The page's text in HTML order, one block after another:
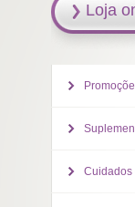
Loja
Cuidados